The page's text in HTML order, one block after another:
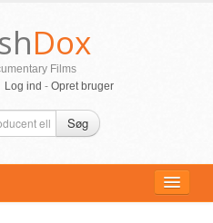
Dox
Films
Log ind - Opret bruger
Søg